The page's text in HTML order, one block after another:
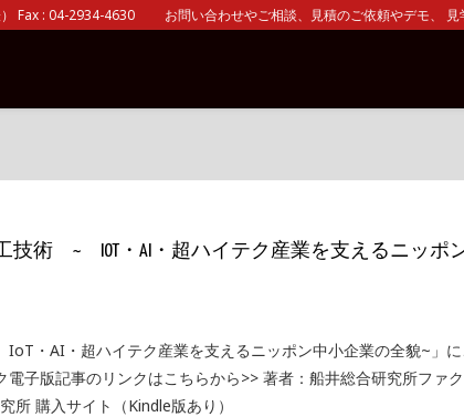
Fax : 04-2934-4630 お問い合わせやご相談、見積のご依頼やデモ、 見
技術 ~ IOT・AI・超ハイテク産業を支えるニッポ
・AI・超ハイテク産業を支えるニッポン中小企業の全貌~」に
子版記事のリンクはこちらから>> 著者：船井総合研究所ファ
所 購入サイト（Kindle版あり）